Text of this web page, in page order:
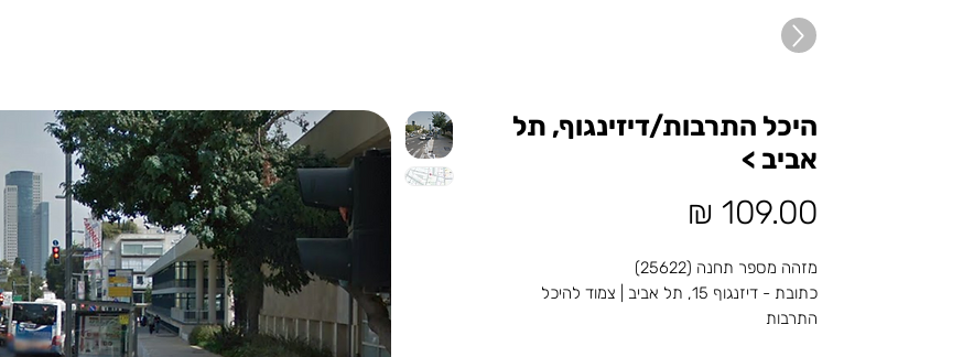
היכל התרבות/דיזינגוף, תל
אביב >
מזהה מספר תחנה (25622)
כתובת - דיזנגוף 15, תל אביב | צמוד להיכל
התרבות